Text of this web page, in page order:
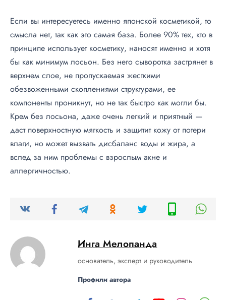
Если вы интересуетесь именно японской косметикой, то
смысла нет, так как это самая база. Более 90% тех, кто в
принципе использует косметику, наносят именно и хотя
бы как минимум лосьон. Без него сыворотка застрянет в
верхнем слое, не пропускаемая жесткими
обезвоженными скоплениями структурами, ее
компоненты проникнут, но не так быстро как могли бы.
Крем без лосьона, даже очень легкий и приятный —
даст поверхностную мягкость и защитит кожу от потери
влаги, но может вызвать дисбаланс воды и жира, а
вслед за ним проблемы с взрослым акне и
аллергичностью.
Инга Мелопанда
основатель, эксперт и руководитель
Профили автора